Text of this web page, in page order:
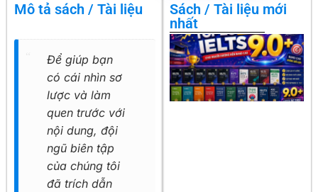
Mô tả sách / Tài liệu
Để giúp bạn
có cái nhìn sơ
lược và làm
quen trước với
nội dung, đội
ngũ biên tập
của chúng tôi
đã trích dẫn
Sách / Tài liệu mới
nhất